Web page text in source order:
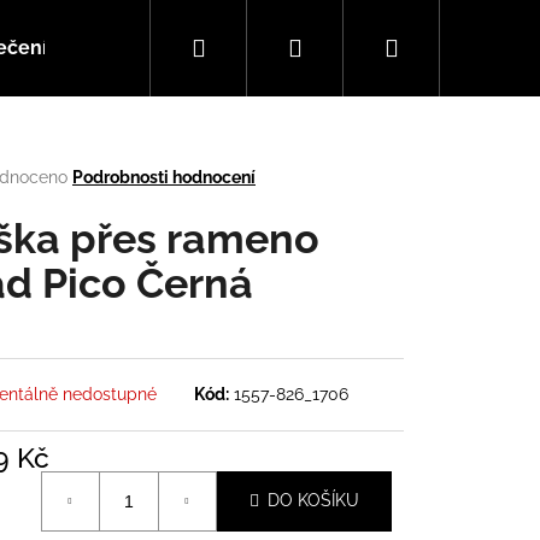
Hudba
Hledat PřihlášeníNákupní
Podrobnosti hodnocení
přes rameno
Pico Černá
nedostupné Kód: 1557-826_1706
Kč
DO KOŠÍKU